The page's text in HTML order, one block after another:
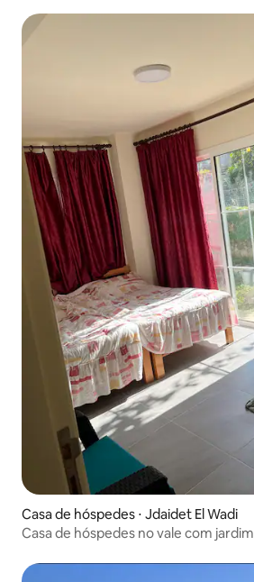
Casa de hóspedes ⋅ Jdaidet El Wadi
Casa de hóspedes no vale com jardim